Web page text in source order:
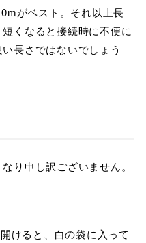
がベスト。それ以上長
くなると接続時に不便に
長さではないでしょう
り申し訳ございません。
けると、白の袋に入って